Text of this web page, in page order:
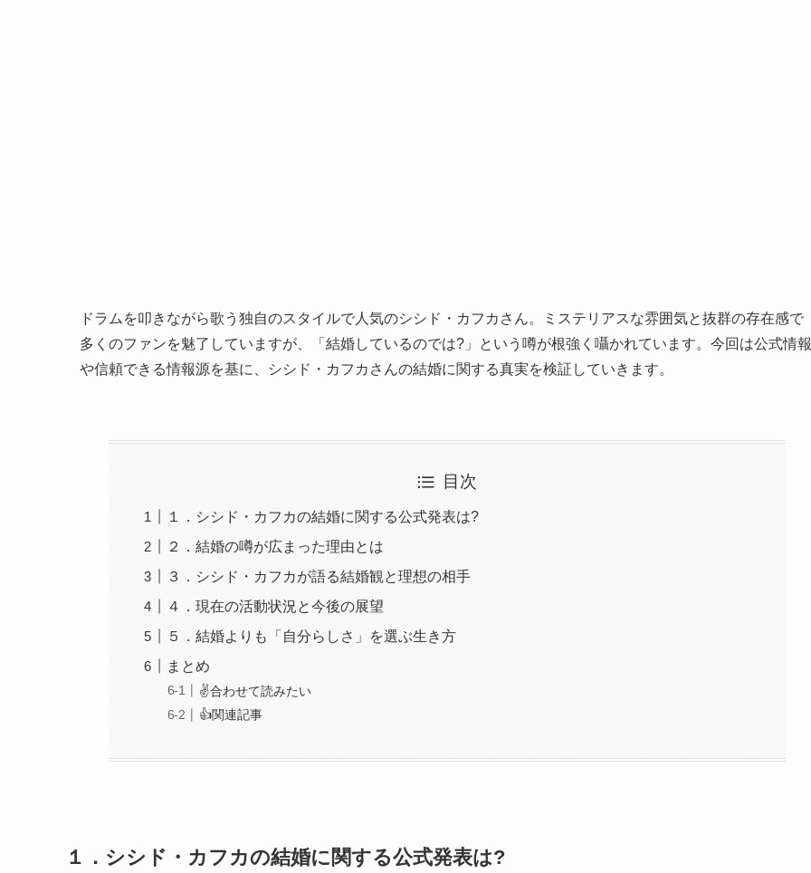
ドラムを叩きながら歌う独自のスタイルで人気のシシド・カフカさん。ミステリアスな雰囲気と抜群の存在感で
多くのファンを魅了していますが、「結婚しているのでは?」という噂が根強く囁かれています。今回は公式情報
や信頼できる情報源を基に、シシド・カフカさんの結婚に関する真実を検証していきます。
目次
１．シシド・カフカの結婚に関する公式発表は?
２．結婚の噂が広まった理由とは
３．シシド・カフカが語る結婚観と理想の相手
４．現在の活動状況と今後の展望
５．結婚よりも「自分らしさ」を選ぶ生き方
まとめ
✌️合わせて読みたい
👍関連記事
１．シシド・カフカの結婚に関する公式発表は?